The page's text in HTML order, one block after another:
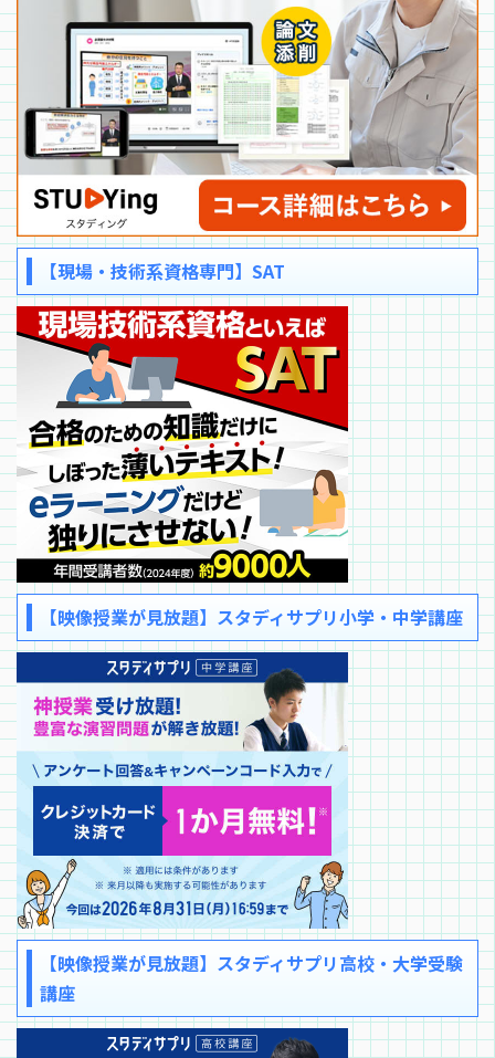
【現場・技術系資格専門】SAT
【映像授業が見放題】スタディサプリ小学・中学講座
【映像授業が見放題】スタディサプリ高校・大学受験
講座